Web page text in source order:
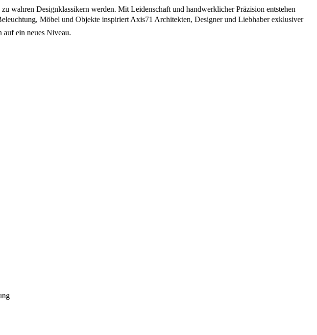
wahren Designklassikern werden. Mit Leidenschaft und handwerklicher Präzision entstehen
Möbel und Objekte inspiriert Axis71 Architekten, Designer und Liebhaber exklusiver
auf ein neues Niveau.